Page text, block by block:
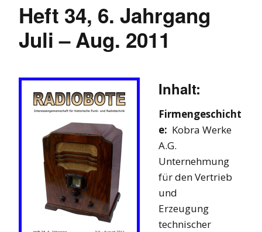
Heft 34, 6. Jahrgang
Juli – Aug. 2011
Inhalt:
Firmengeschicht
e: Kobra Werke
A.G.
Unternehmung
für den Vertrieb
und
Erzeugung
technischer